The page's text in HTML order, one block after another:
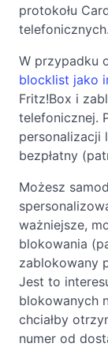
protokołu
telefonicznych.
W przypadku
blocklist jako
Fritz!Box i
telefonicznej.
personalizacji
bezpłatny
Możesz
ważniejsze,
blokowania
zablokowany
Jest to
blokowanych
chciałby
numer od